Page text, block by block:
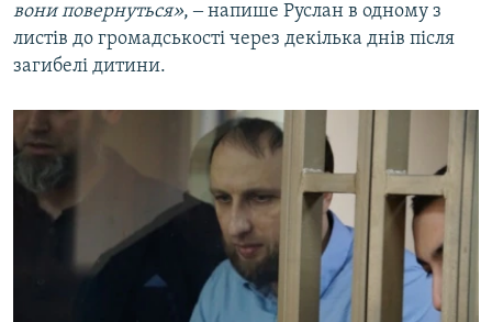
вони повернуться», ‒ напише Руслан в одному з
листів до громадськості через декілька днів після
загибелі дитини.